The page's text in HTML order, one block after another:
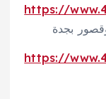
https://
بجدة
https://